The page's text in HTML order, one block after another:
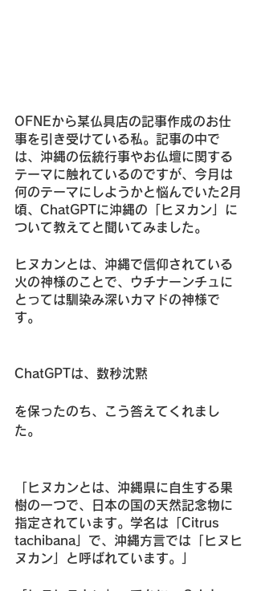
OFNEから某仏具店の記事作成のお仕
事を引き受けている私。記事の中で
は、沖縄の伝統行事やお仏壇に関する
テーマに触れているのですが、今月は
何のテーマにしようかと悩んでいた2月
頃、ChatGPTに沖縄の「ヒヌカン」に
ついて教えてと聞いてみました。
ヒヌカンとは、沖縄で信仰されている
火の神様のことで、ウチナーンチュに
とっては馴染み深いカマドの神様で
す。
ChatGPTは、数秒沈黙
を保ったのち、こう答えてくれまし
た。
「ヒヌカンとは、沖縄県に自生する果
樹の一つで、日本の国の天然記念物に
指定されています。学名は「Citrus
tachibana」で、沖縄方言では「ヒヌヒ
ヌカン」と呼ばれています。」